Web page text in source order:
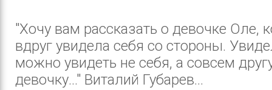
"Хочу вам рассказать о девочке Оле,
вдруг увидела себя со стороны.
можно увидеть не себя, а совсем
девочку..." Виталий Губарев...